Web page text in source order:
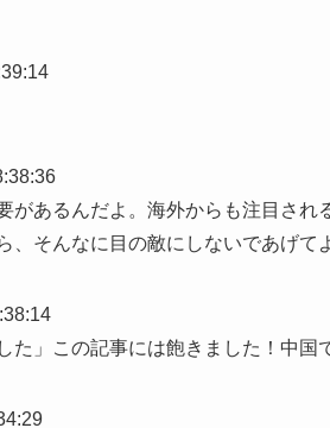
があるんだよ。海外からも注目され
、そんなに目の敵にしないであげて
た」この記事には飽きました！中国